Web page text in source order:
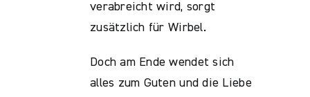
verabreicht wird, sorgt
zusätzlich für Wirbel.
Doch am Ende wendet sich
alles zum Guten und die Liebe